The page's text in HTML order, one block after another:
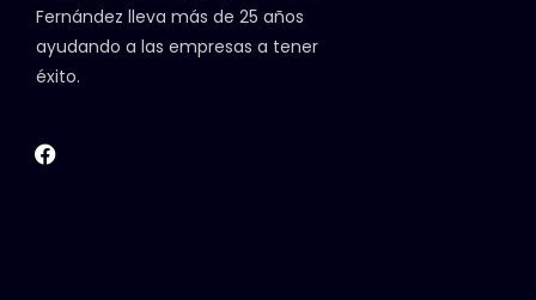
Fernández lleva más de 25 años
ayudando a las empresas a tener
éxito.